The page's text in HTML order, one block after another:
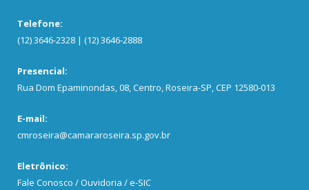
Telefone:
(12) 3646-2328 | (12) 3646-2888
Presencial:
Rua Dom Epaminondas, 08, Centro, Roseira-SP, CEP 12580-013
E-mail:
cmroseira@camararoseira.sp.gov.br
Eletrônico:
Fale Conosco / Ouvidoria / e-SIC